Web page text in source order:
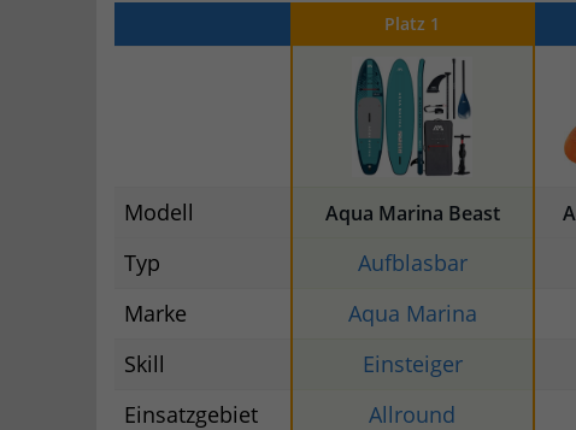
Platz 1
Modell Aqua Marina Beast
Typ Aufblasbar
Marke
Aqua Marina
Skill
Einsteiger
Einsatzgebiet
Allround